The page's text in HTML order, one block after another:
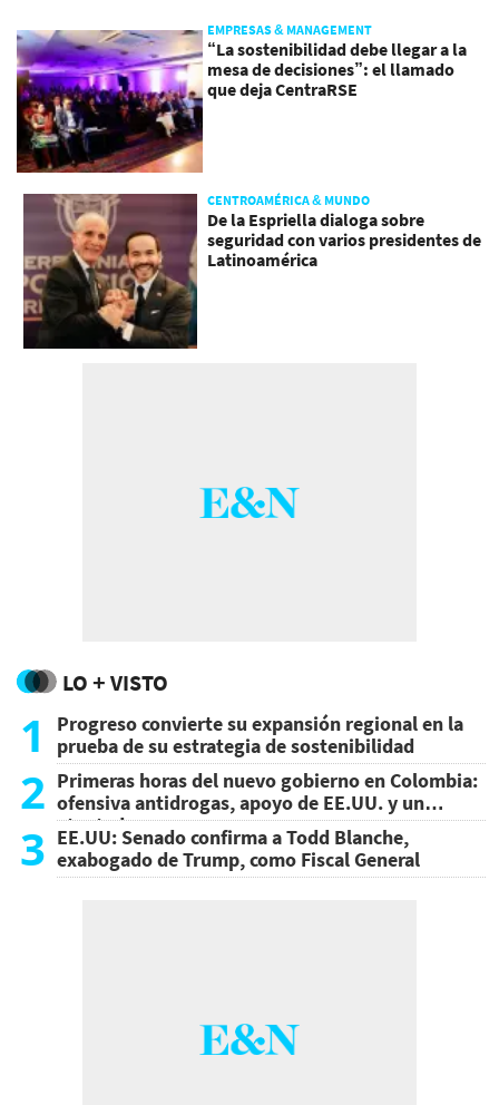
EMPRESAS & MANAGEMENT
“La sostenibilidad debe llegar a la
mesa de decisiones”: el llamado
que deja CentraRSE
CENTROAMÉRICA & MUNDO
De la Espriella dialoga sobre
seguridad con varios presidentes de
Latinoamérica
LO + VISTO
1
Progreso convierte su expansión regional en la
prueba de su estrategia de sostenibilidad
2 Primeras horas del nuevo gobierno en Colombia:
ofensiva antidrogas, apoyo de EE.UU. y un
atentado
3 EE.UU: Senado confirma a Todd Blanche,
exabogado de Trump, como Fiscal General